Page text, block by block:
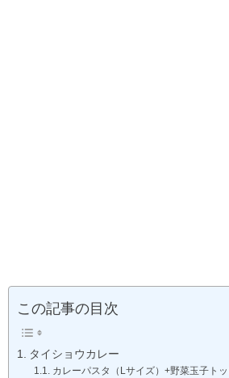
この記事の目次
タイショウカレー
カレーパスタ（Lサイズ）+野菜玉子ト